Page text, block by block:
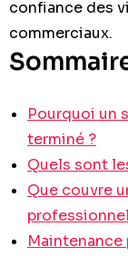
confiance des
commerciaux.
Pourquoi un
terminé ?
Quels sont
Que couvre